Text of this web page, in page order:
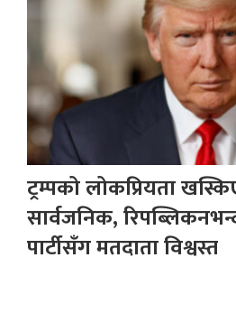
ट्रम्पको लोकप्रियता
सार्वजनिक,
पार्टीसँग मतदाता विश्वस्त